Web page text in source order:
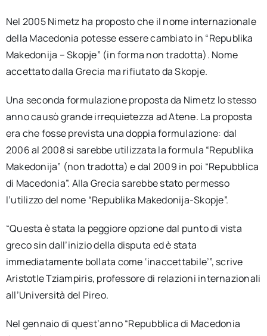
Nel 2005 Nimetz ha proposto che il nome internazionale
della Macedonia potesse essere cambiato in “Republika
Makedonija – Skopje” (in forma non tradotta). Nome
accettato dalla Grecia ma rifiutato da Skopje.
Una seconda formulazione proposta da Nimetz lo stesso
anno causò grande irrequietezza ad Atene. La proposta
era che fosse prevista una doppia formulazione: dal
2006 al 2008 si sarebbe utilizzata la formula “Republika
Makedonija” (non tradotta) e dal 2009 in poi “Repubblica
di Macedonia”. Alla Grecia sarebbe stato permesso
l’utilizzo del nome “Republika Makedonija-Skopje”.
“Questa è stata la peggiore opzione dal punto di vista
greco sin dall’inizio della disputa ed è stata
immediatamente bollata come ‘inaccettabile’”, scrive
Aristotle Tziampiris, professore di relazioni internazionali
all’Università del Pireo.
Nel gennaio di quest’anno “Repubblica di Macedonia